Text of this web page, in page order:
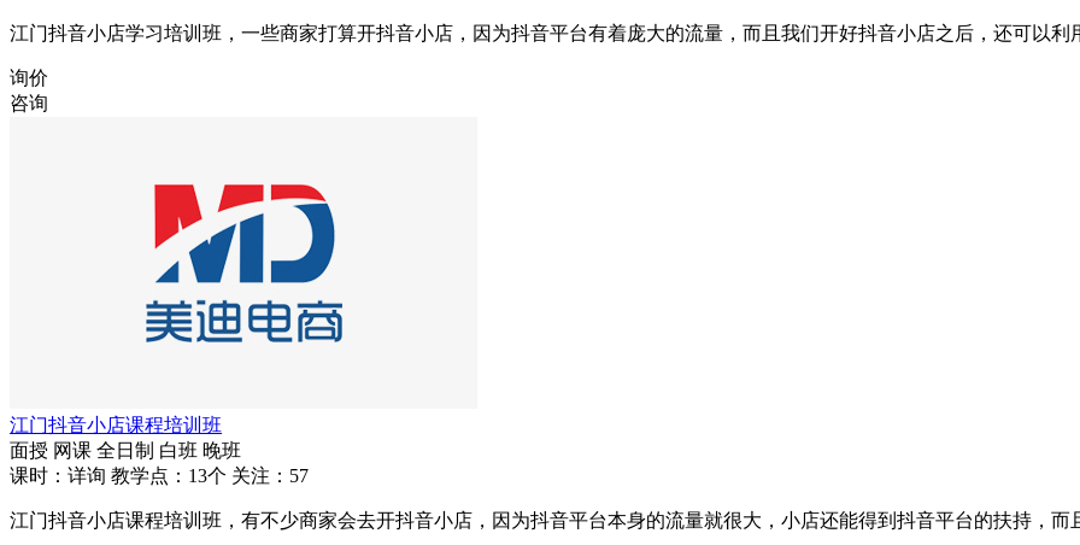
江门抖音小店学习培训班，一些商家打算开抖音小店，因为抖音平台有着庞大的流量，而且我们开好抖音小店之后，还可以利
询价
咨询
江门抖音小店课程培训班
面授 网课 全日制 白班 晚班
课时：详询 教学点：13个 关注：57
江门抖音小店课程培训班，有不少商家会去开抖音小店，因为抖音平台本身的流量就很大，小店还能得到抖音平台的扶持，而